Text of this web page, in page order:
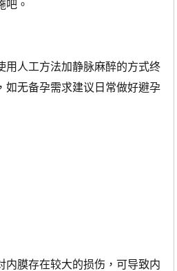
吧。
用人工方法加静脉麻醉的方式终
如无备孕需求建议日常做好避孕
内膜存在较大的损伤，可导致内